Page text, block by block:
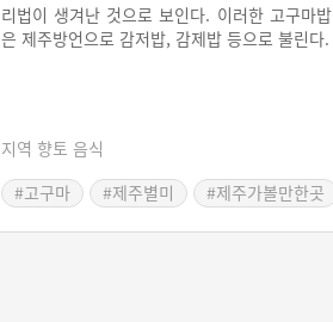
리법이 생겨난 것으로 보인다. 이러한 고구마밥
은 제주방언으로 감저밥, 감제밥 등으로 불린다.
지역 향토 음식
#고구마
#제주별미 #제주가볼만한곳